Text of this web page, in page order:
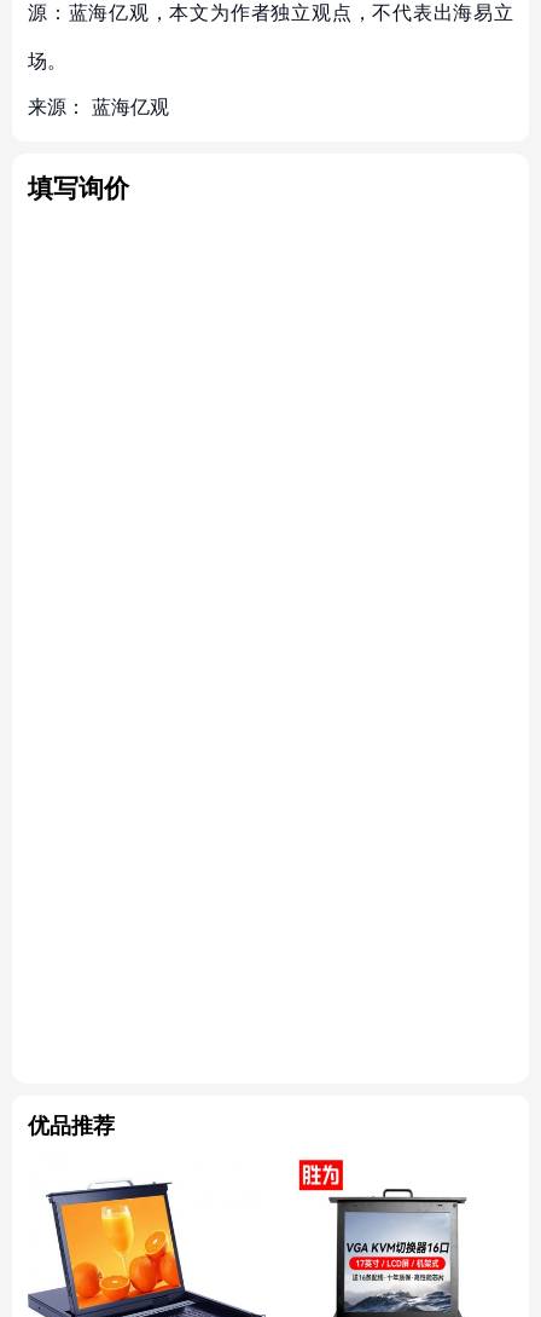
源：蓝海亿观，本文为作者独立观点，不代表出海易立
场。
来源： 蓝海亿观
填写询价
优品推荐